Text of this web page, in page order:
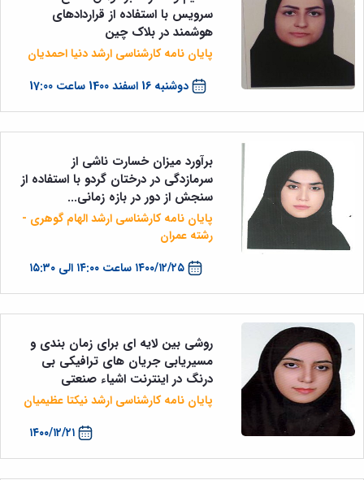
دوشنبه 16 اسفند 1400 ساعت 17:00
سرویس با استفاده از قراردادهای
هوشمند در بلاک چین
پایان نامه کارشناسی ارشد دنیا احمدیان
۱۴۰۰/۱۲/۲۵ ساعت ۱۴:۰۰ الی ۱۵:۳۰
برآورد میزان خسارت ناشی از
سرمازدگی در درختان گردو با استفاده از
سنجش از دور در بازه زمانی...
پایان نامه کارشناسی ارشد الهام گوهری -
رشته عمران
۱۴۰۰/۱۲/۲۱
روشی بین لایه ای برای زمان بندی و
مسیریابی جریان های ترافیکی بی
درنگ در اینترنت اشیاء صنعتی
پایان نامه کارشناسی ارشد نیکتا عظیمیان